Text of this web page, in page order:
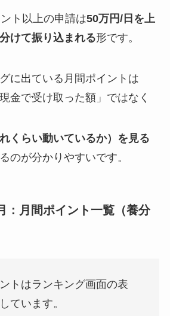
ト以上の申請は50万円/日を上
けて振り込まれる形です。
に出ている月間ポイントは
金で受け取った額」ではなく
くらい動いているか）を見る
のが分かりやすいです。
：月間ポイント一覧（養分
トはランキング画面の表
ています。